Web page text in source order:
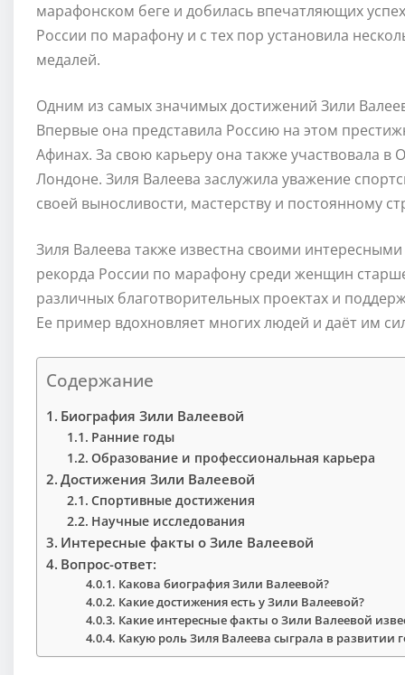
марафонском беге и добилась впечатляющих
России по марафону и с тех пор установила
медалей.
Одним из самых значимых достижений Зили
Впервые она представила Россию на этом
Афинах. За свою карьеру она также участвовала в
Лондоне. Зиля Валеева заслужила уважение
своей выносливости, мастерству и постоянному
Зиля Валеева также известна своими
рекорда России по марафону среди женщин
различных благотворительных проектах и
Ее пример вдохновляет многих людей и даёт им
Содержание
Биография Зили Валеевой
Ранние годы
Образование и профессиональная карьера
Достижения Зили Валеевой
Спортивные достижения
Научные исследования
Интересные факты о Зиле Валеевой
Вопрос-ответ:
Какова биография Зили Валеевой?
Какие достижения есть у Зили Валеевой?
Какие интересные факты о Зили Валеевой
Какую роль Зиля Валеева сыграла в развитии